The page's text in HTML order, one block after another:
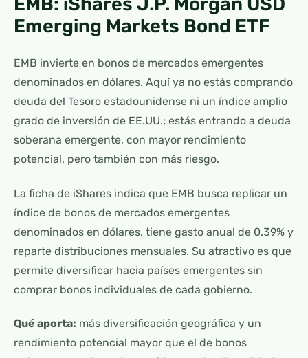
Emerging Markets Bond ETF
EMB invierte en bonos de mercados emergentes
denominados en dólares. Aquí ya no estás comprando
deuda del Tesoro estadounidense ni un índice amplio
grado de inversión de EE.UU.; estás entrando a deuda
soberana emergente, con mayor rendimiento
potencial, pero también con más riesgo.
La ficha de iShares indica que EMB busca replicar un
índice de bonos de mercados emergentes
denominados en dólares, tiene gasto anual de 0.39% y
reparte distribuciones mensuales. Su atractivo es que
permite diversificar hacia países emergentes sin
comprar bonos individuales de cada gobierno.
Qué aporta: más diversificación geográfica y un
rendimiento potencial mayor que el de bonos